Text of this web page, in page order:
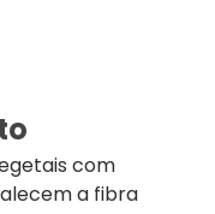
com
a fibra